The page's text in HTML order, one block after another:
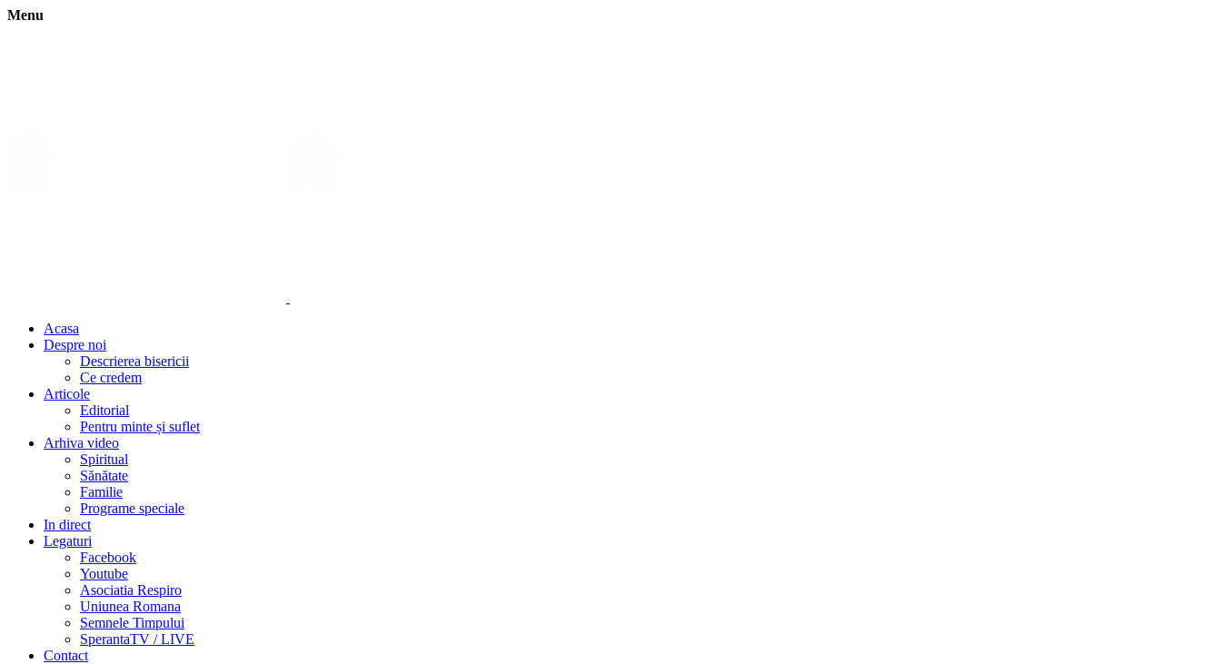
Menu
Acasa
Despre noi
Descrierea bisericii
Ce credem
Articole
Editorial
Pentru minte și suflet
Arhiva video
Spiritual
Sănătate
Familie
Programe speciale
In direct
Legaturi
Facebook
Youtube
Asociatia Respiro
Uniunea Romana
Semnele Timpului
SperantaTV / LIVE
Contact